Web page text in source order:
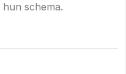
schema.